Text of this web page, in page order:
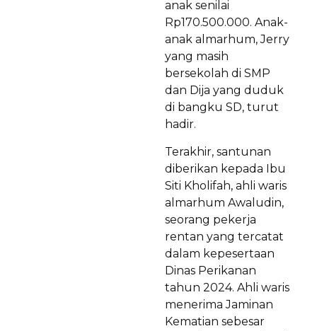
anak senilai
Rp170.500.000. Anak-
anak almarhum, Jerry
yang masih
bersekolah di SMP
dan Dija yang duduk
di bangku SD, turut
hadir.
Terakhir, santunan
diberikan kepada Ibu
Siti Kholifah, ahli waris
almarhum Awaludin,
seorang pekerja
rentan yang tercatat
dalam kepesertaan
Dinas Perikanan
tahun 2024. Ahli waris
menerima Jaminan
Kematian sebesar